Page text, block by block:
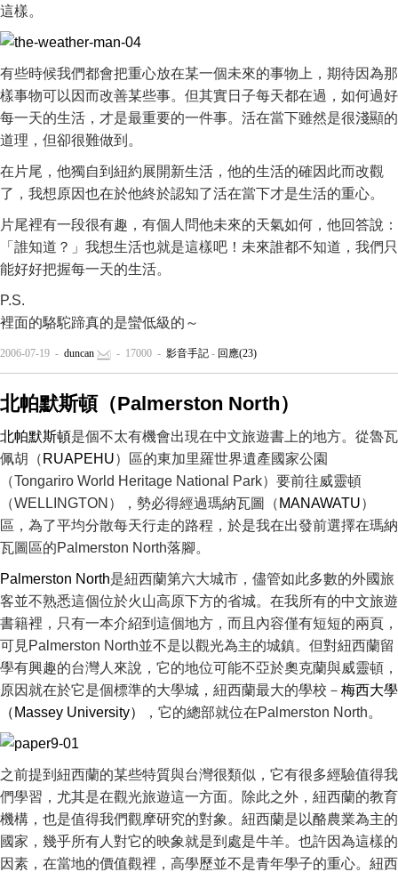
這樣。
有些時候我們都會把重心放在某一個未來的事物上，期待因為那
樣事物可以因而改善某些事。但其實日子每天都在過，如何過好
每一天的生活，才是最重要的一件事。活在當下雖然是很淺顯的
道理，但卻很難做到。
在片尾，他獨自到紐約展開新生活，他的生活的確因此而改觀
了，我想原因也在於他終於認知了活在當下才是生活的重心。
片尾裡有一段很有趣，有個人問他未來的天氣如何，他回答說：
「誰知道？」我想生活也就是這樣吧！未來誰都不知道，我們只
能好好把握每一天的生活。
P.S.
裡面的駱駝蹄真的是蠻低級的～
2006-07-19 - duncan - 17000 - 影音手記 - 回應(23)
北帕默斯頓（Palmerston North）
北帕默斯頓是個不太有機會出現在中文旅遊書上的地方。從魯瓦
佩胡（ RUAPEHU）區的東加里羅世界遺產國家公園
（Tongariro World Heritage National Park）要前往威靈頓
（WELLINGTON），勢必得經過瑪納瓦圖（ MANAWATU）
區，為了平均分散每天行走的路程，於是我在出發前選擇在瑪納
瓦圖區的Palmerston North落腳。
Palmerston North是紐西蘭第六大城市，儘管如此多數的外國旅
客並不熟悉這個位於火山高原下方的省城。在我所有的中文旅遊
書籍裡，只有一本介紹到這個地方，而且內容僅有短短的兩頁，
可見Palmerston North並不是以觀光為主的城鎮。但對紐西蘭留
學有興趣的台灣人來說，它的地位可能不亞於奧克蘭與威靈頓，
原因就在於它是個標準的大學城，紐西蘭最大的學校－ 梅西大學
（Massey University）
，它的總部就位在Palmerston North。
之前提到紐西蘭的某些特質與台灣很類似，它有很多經驗值得我
們學習，尤其是在觀光旅遊這一方面。除此之外，紐西蘭的教育
機構，也是值得我們觀摩研究的對象。紐西蘭是以酪農業為主的
國家，幾乎所有人對它的映象就是到處是牛羊。也許因為這樣的
因素，在當地的價值觀裡，高學歷並不是青年學子的重心。紐西